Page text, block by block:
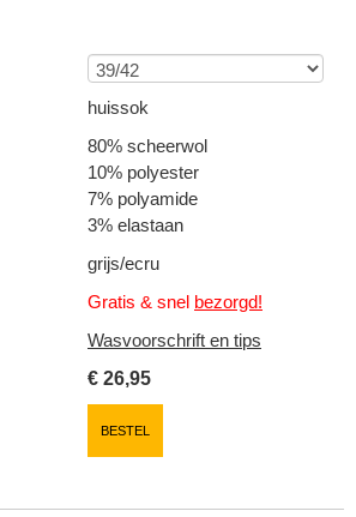
huissok
80% scheerwol
10% polyester
7% polyamide
3% elastaan
grijs/ecru
Gratis & snel bezorgd!
Wasvoorschrift en tips
€ 26,95
BESTEL